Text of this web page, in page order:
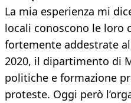
La mia esperienza mi
locali conoscono le loro
fortemente addestrate
2020, il dipartimento di
politiche e formazione
proteste. Oggi però